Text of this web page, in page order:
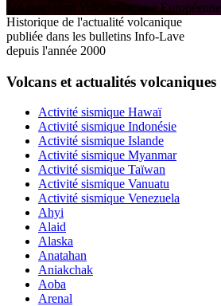
ssociation V olcanologiqueEuropéenne
Historique de l'actualité volcanique
publiée dans les bulletins Info-Lave
depuis l'année 2000
Volcans et actualités volcaniques
Activité sismique Hawaï
Activité sismique Indonésie
Activité sismique Islande
Activité sismique Myanmar
Activité sismique Taïwan
Activité sismique Vanuatu
Activité sismique Venezuela
Ahyi
Alaid
Alaska
Anatahan
Aniakchak
Aoba
Arenal